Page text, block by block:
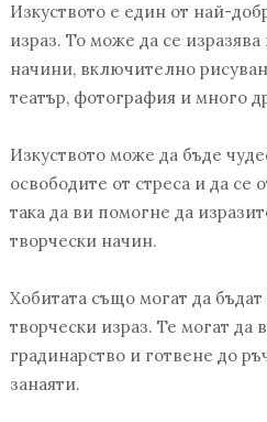
Изкуството е един от най-
израз. То може да се
начини, включително
театър, фотография и много
Изкуството може да бъде
освободите от стреса и да
така да ви помогне да
творчески начин.
Хобитата също могат да
творчески израз. Те могат да
градинарство и готвене до
занаяти.